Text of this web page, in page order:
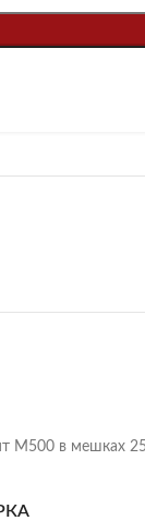
М500 в мешках